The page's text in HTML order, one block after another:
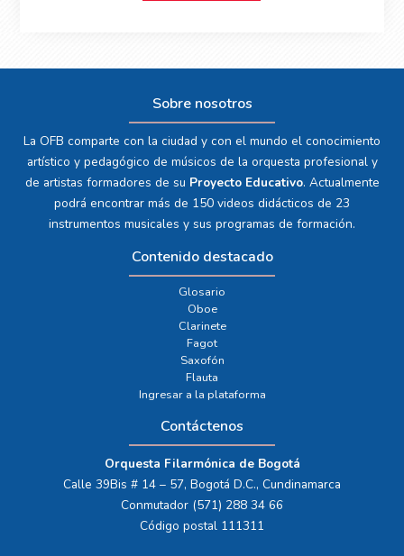
Sobre nosotros
La OFB comparte con la ciudad y con el mundo el conocimiento
artístico y pedagógico de músicos de la orquesta profesional y
de artistas formadores de su Proyecto Educativo. Actualmente
podrá encontrar más de 150 videos didácticos de 23
instrumentos musicales y sus programas de formación.
Contenido destacado
Glosario
Oboe
Clarinete
Fagot
Saxofón
Flauta
Ingresar a la plataforma
Contáctenos
Orquesta Filarmónica de Bogotá
Calle 39Bis # 14 – 57, Bogotá D.C., Cundinamarca
Conmutador (571) 288 34 66
Código postal 111311